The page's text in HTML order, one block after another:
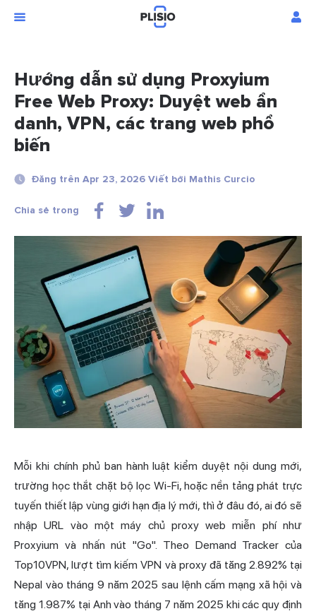
Hướng dẫn sử dụng Proxyium
Free Web Proxy: Duyệt web ẩn
danh, VPN, các trang web phổ
biến
Đăng trên Apr 23, 2026 Viết bởi Mathis Curcio
Chia sẻ trong
Mỗi khi chính phủ ban hành luật kiểm duyệt nội dung mới,
trường học thắt chặt bộ lọc Wi-Fi, hoặc nền tảng phát trực
tuyến thiết lập vùng giới hạn địa lý mới, thì ở đâu đó, ai đó sẽ
nhập URL vào một máy chủ proxy web miễn phí như
Proxyium và nhấn nút "Go". Theo Demand Tracker của
Top10VPN, lượt tìm kiếm VPN và proxy đã tăng 2.892% tại
Nepal vào tháng 9 năm 2025 sau lệnh cấm mạng xã hội và
tăng 1.987% tại Anh vào tháng 7 năm 2025 khi các quy định